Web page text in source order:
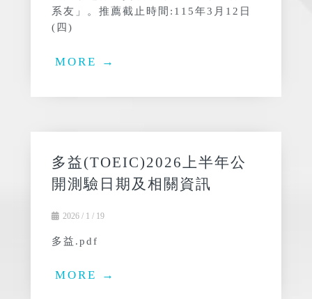
系友」。推薦截止時間:115年3月12日
(四)
MORE →
多益(TOEIC)2026上半年公
開測驗日期及相關資訊
2026 / 1 / 19
多益.pdf
MORE →